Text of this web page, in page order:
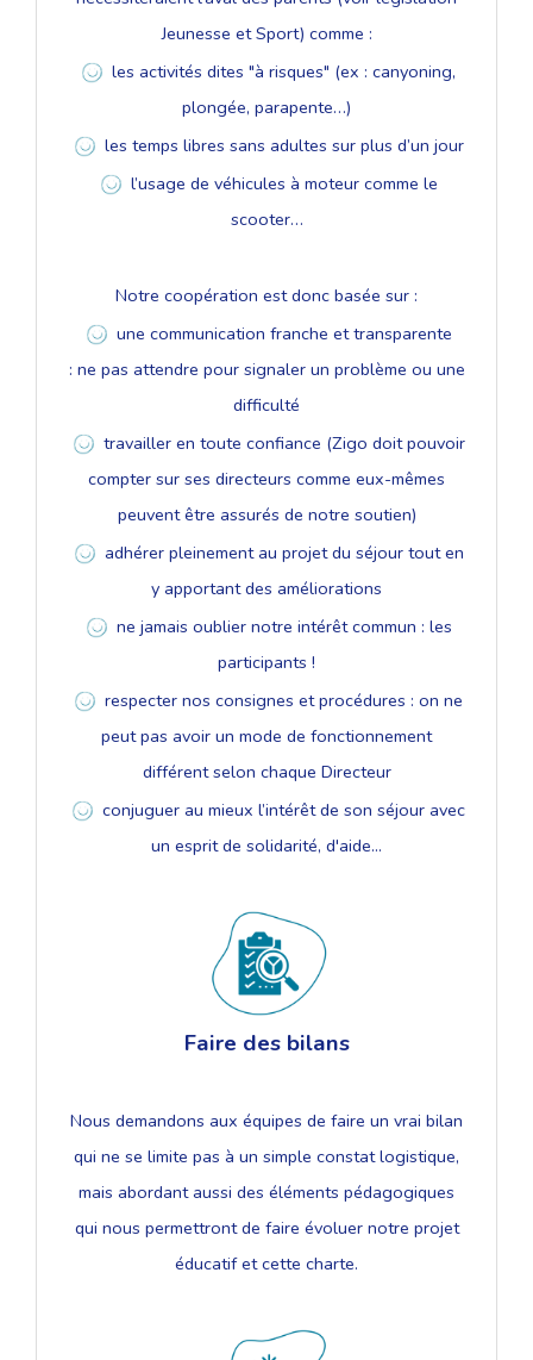
Jeunesse et Sport) comme :
les activités dites "à risques" (ex : canyoning,
plongée, parapente…)
les temps libres sans adultes sur plus d’un jour
l’usage de véhicules à moteur comme le
scooter…
Notre coopération est donc basée sur :
une communication franche et transparente
: ne pas attendre pour signaler un problème ou une
difficulté
travailler en toute confiance (Zigo doit pouvoir
compter sur ses directeurs comme eux-mêmes
peuvent être assurés de notre soutien)
adhérer pleinement au projet du séjour tout en
y apportant des améliorations
ne jamais oublier notre intérêt commun : les
participants !
respecter nos consignes et procédures : on ne
peut pas avoir un mode de fonctionnement
différent selon chaque Directeur
conjuguer au mieux l’intérêt de son séjour avec
un esprit de solidarité, d'aide...
Faire des bilans
Nous demandons aux équipes de faire un vrai bilan
qui ne se limite pas à un simple constat logistique,
mais abordant aussi des éléments pédagogiques
qui nous permettront de faire évoluer notre projet
éducatif et cette charte.